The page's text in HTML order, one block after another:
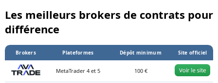
Les meilleurs brokers de contrats pour
différence
Brokers Plateformes Dépôt minimum Site officiel
MetaTrader 4 et 5 100 €